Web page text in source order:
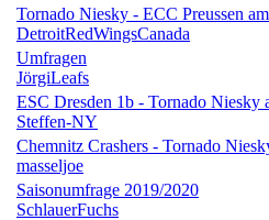
Tornado Niesky - ECC Preussen
DetroitRedWingsCanada
Umfragen
JörgiLeafs
ESC Dresden 1b - Tornado Niesky
Steffen-NY
Chemnitz Crashers - Tornado
masseljoe
Saisonumfrage 2019/2020
SchlauerFuchs